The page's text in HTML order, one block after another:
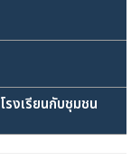
รงเรียนกับชุมชน